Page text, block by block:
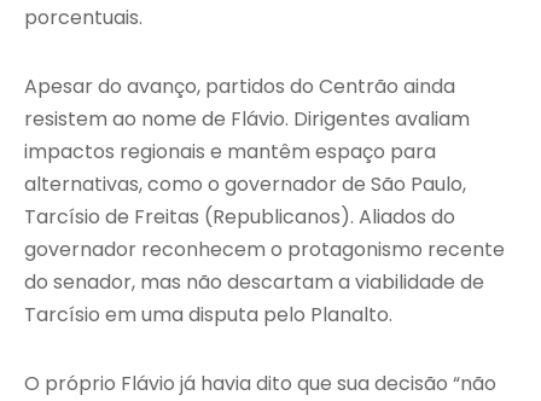
porcentuais.
Apesar do avanço, partidos do Centrão ainda
resistem ao nome de Flávio. Dirigentes avaliam
impactos regionais e mantêm espaço para
alternativas, como o governador de São Paulo,
Tarcísio de Freitas (Republicanos). Aliados do
governador reconhecem o protagonismo recente
do senador, mas não descartam a viabilidade de
Tarcísio em uma disputa pelo Planalto.
O próprio Flávio já havia dito que sua decisão “não